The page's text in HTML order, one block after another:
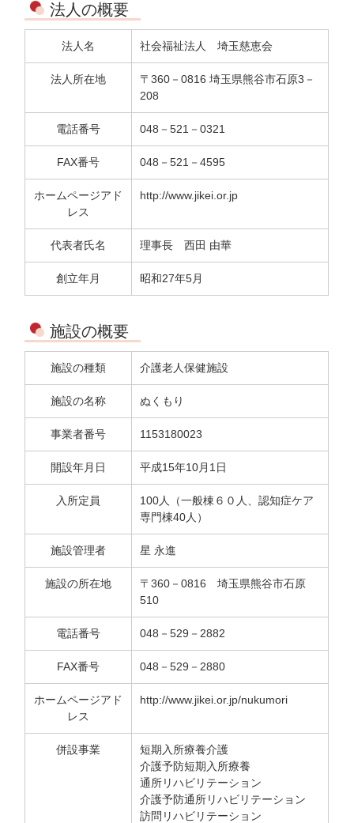
法人の概要
法人名 社会福祉法人 埼玉慈恵会
法人所在地
〒360－0816 埼玉県熊谷市石原3－
208
電話番号 048－521－0321
FAX番号 048－521－4595
ホームページアド
レス
http://www.jikei.or.jp
代表者氏名 理事長 西田 由華
創立年月 昭和27年5月
施設の概要
施設の種類 介護老人保健施設
施設の名称 ぬくもり
事業者番号 1153180023
開設年月日 平成15年10月1日
入所定員
100人（一般棟６０人、認知症ケア
専門棟40人）
施設管理者 星 永進
施設の所在地
〒360－0816 埼玉県熊谷市石原
510
電話番号 048－529－2882
FAX番号 048－529－2880
ホームページアド
レス
http://www.jikei.or.jp/nukumori
併設事業
短期入所療養介護
介護予防短期入所療養
通所リハビリテーション
介護予防通所リハビリテーション
訪問リハビリテーション